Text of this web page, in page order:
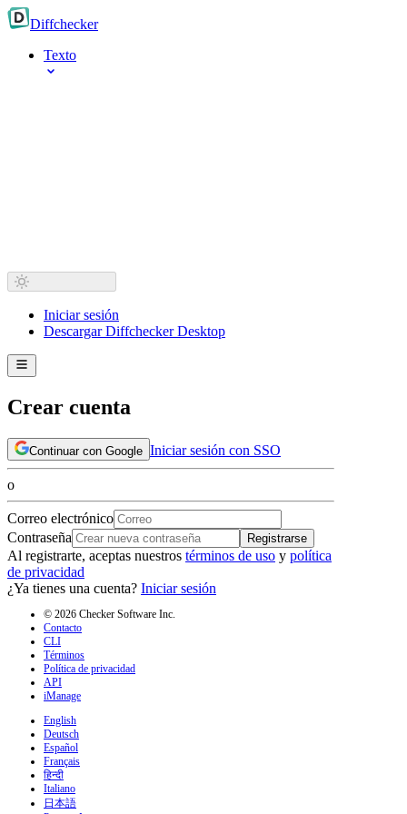
Diffchecker
Texto
Iniciar sesión
Descargar Diffchecker Desktop
Crear cuenta
Continuar con Google Iniciar sesión con SSO
o
Correo electrónico
Contraseña
Registrarse
Al registrarte, aceptas nuestros términos de uso y política
de privacidad
¿Ya tienes una cuenta? Iniciar sesión
© 2026 Checker Software Inc.
Contacto
CLI
Términos
Política de privacidad
API
iManage
English
Deutsch
Español
Français
हिन्दी
Italiano
日本語